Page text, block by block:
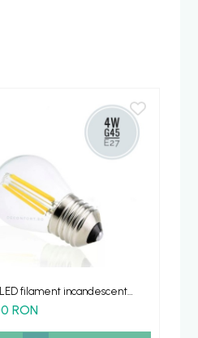
filament incandescent
4w dulie e27 lumina calda
RON